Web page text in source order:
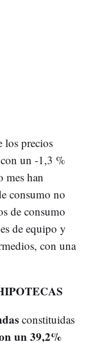
los precios
un -1,3 %
mes han
consumo no
de consumo
de equipo y
con una
constituidas
un 39,2%